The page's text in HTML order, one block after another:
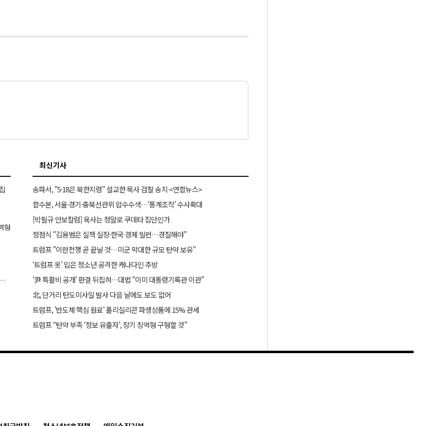
형
국 시장 주의할 것… 외신도 이재명 비판”
최신기사
송파서, "5·18은 북한지령" 설교한 목사 검찰 송치 <연합뉴스>
합수본, 서울·경기·충북선관위 압수수색…'통계조작' 수사확대
[박필규 안보칼럼] 육사는 정말로 쿠데타 집단인가
정점식 "김용범은 실책 실장·한국 경제 빌런…경질해야"
트럼프 "이란전쟁 곧 끝날 것…미군 막대한 규모 탄약 보유"
‘트럼프 옷’ 입은 청소년 공격한 캐나다인 추방
'尹 특활비 공개' 판결 뒤집혀…대법 "이미 대통령기록관 이관"
北, 단거리 탄도미사일 발사 다음 날에도 보도 없어
트럼프, '반도체 핵심 원료' 폴리실리콘 파생상품에 15% 관세
트럼프 “탄약 부족 ‘정보 유출자’, 장기 징역형 구형할 것”